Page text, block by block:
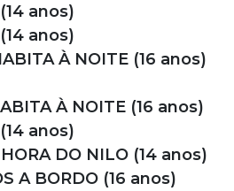
anos)
anos)
À NOITE (16 anos)
À NOITE (16 anos)
anos)
DO NILO (14 anos)
A BORDO (16 anos)